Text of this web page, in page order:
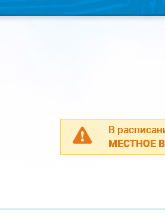
В
МЕСТНОЕ